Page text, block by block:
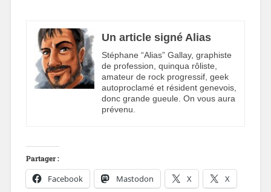
Un article signé Alias
Stéphane “Alias” Gallay, graphiste
de profession, quinqua rôliste,
amateur de rock progressif, geek
autoproclamé et résident genevois,
donc grande gueule. On vous aura
prévenu.
Partager :
Facebook Mastodon X X